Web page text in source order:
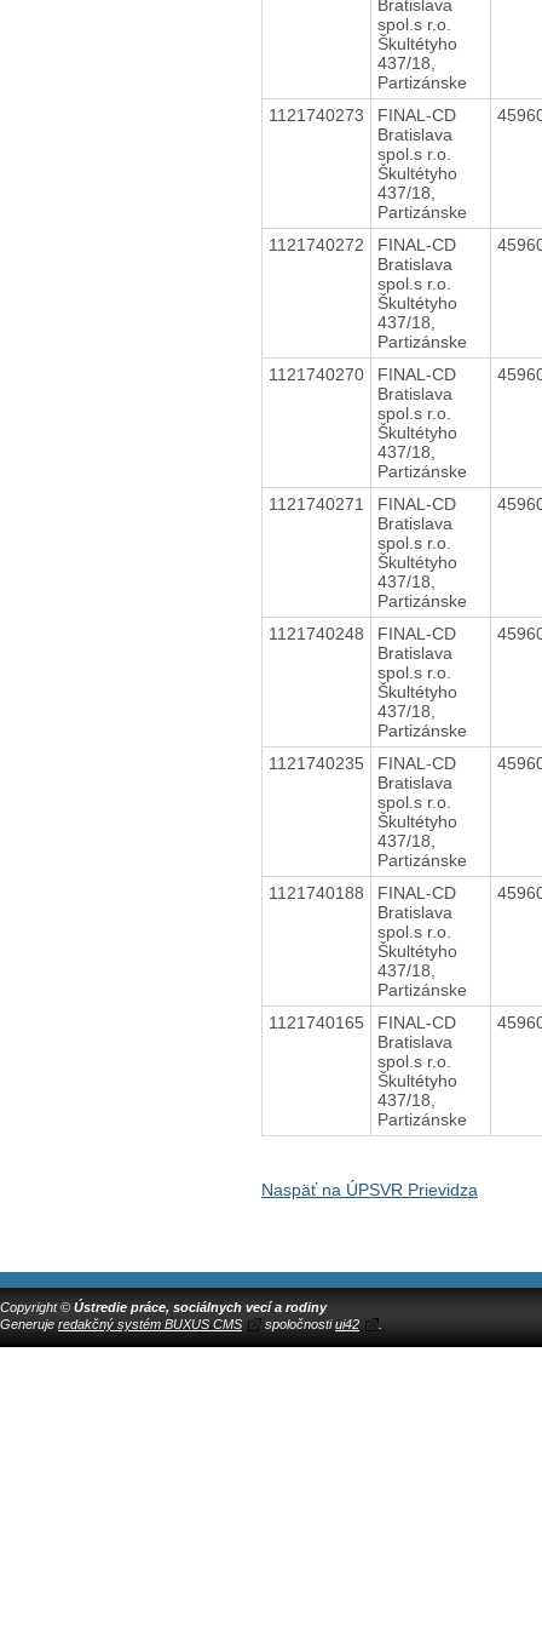
Bratislava
spol.s r.o.
Škultétyho
437/18,
Partizánske
1121740273
FINAL-CD
Bratislava
spol.s r.o.
Škultétyho
437/18,
Partizánske
1121740272
FINAL-CD
Bratislava
spol.s r.o.
Škultétyho
437/18,
Partizánske
1121740270
FINAL-CD
Bratislava
spol.s r.o.
Škultétyho
437/18,
Partizánske
1121740271
FINAL-CD
Bratislava
spol.s r.o.
Škultétyho
437/18,
Partizánske
1121740248
FINAL-CD
Bratislava
spol.s r.o.
Škultétyho
437/18,
Partizánske
1121740235
FINAL-CD
Bratislava
spol.s r.o.
Škultétyho
437/18,
Partizánske
1121740188
FINAL-CD
Bratislava
spol.s r.o.
Škultétyho
437/18,
Partizánske
1121740165
FINAL-CD
Bratislava
spol.s r.o.
Škultétyho
437/18,
Partizánske
Naspäť na ÚPSVR Prievidza
Copyright © Ústredie práce, sociálnych vecí a rodiny
Generuje redakčný systém BUXUS CMS spoločnostiui42